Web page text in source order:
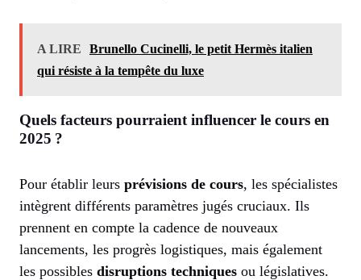
A LIRE
Brunello Cucinelli, le petit Hermès italien
qui résiste à la tempête du luxe
Quels facteurs pourraient influencer le cours en
2025 ?
Pour établir leurs prévisions de cours, les spécialistes
intègrent différents paramètres jugés cruciaux. Ils
prennent en compte la cadence de nouveaux
lancements, les progrès logistiques, mais également
les possibles disruptions techniques ou législatives.